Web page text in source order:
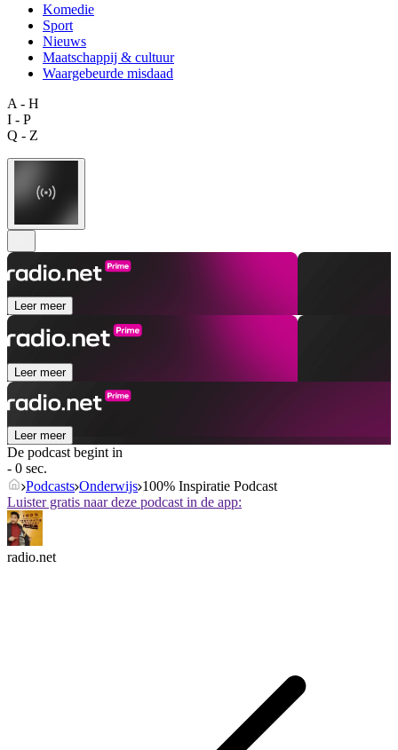
Komedie
Sport
Nieuws
Maatschappij & cultuur
Waargebeurde misdaad
A - H
I - P
Q - Z
Leer meer
Leer meer
Leer meer
De podcast begint in
- 0 sec.
Podcasts Onderwijs 100% Inspiratie Podcast
Luister gratis naar deze podcast in de app:
radio.net